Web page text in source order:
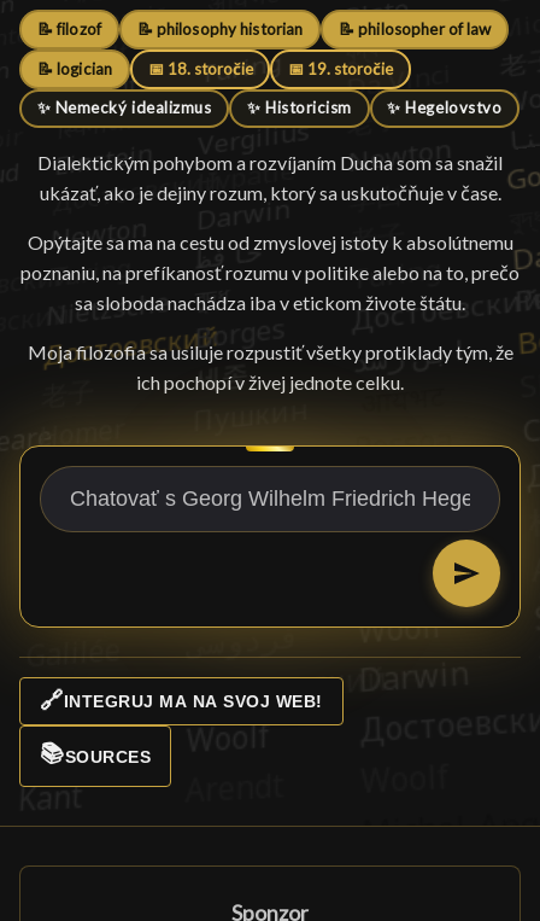
📝 filozof 📝 philosophy historian 📝 philosopher of law
📝 logician 📅 18. storočie 📅 19. storočie
✨ Nemecký idealizmus ✨ Historicism ✨ Hegelovstvo
Dialektickým pohybom a rozvíjaním Ducha som sa snažil
ukázať, ako je dejiny rozum, ktorý sa uskutočňuje v čase.
Opýtajte sa ma na cestu od zmyslovej istoty k absolútnemu
poznaniu, na prefíkanosť rozumu v politike alebo na to, prečo
sa sloboda nachádza iba v etickom živote štátu.
Moja filozofia sa usiluje rozpustiť všetky protiklady tým, že
ich pochopí v živej jednote celku.
🔗INTEGRUJ MA NA SVOJ WEB!
📚SOURCES
Sponzor